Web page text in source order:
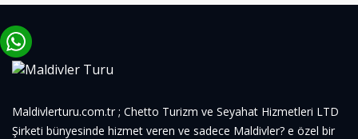
Maldivlerturu.com.tr ; Chetto Turizm ve Seyahat Hizmetleri LTD
Şirketi bünyesinde hizmet veren ve sadece Maldivler? e özel bir